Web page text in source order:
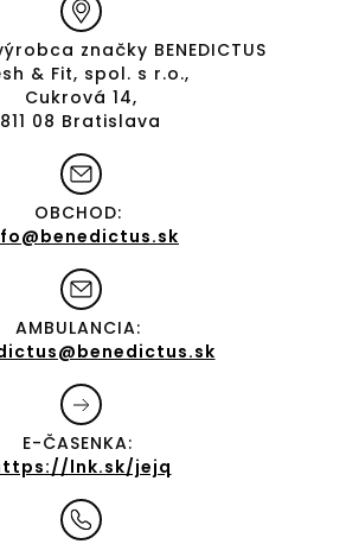
značky BENEDICTUS
& Fit, spol. s r.o.,
Cukrová 14,
811 08 Bratislava
OBCHOD:
AMBULANCIA:
E-ČASENKA:
lnk.sk/jejq